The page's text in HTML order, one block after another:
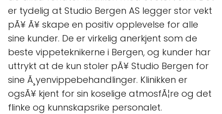
er tydelig at Studio Bergen AS legger stor vekt
pÃ¥ Ã¥ skape en positiv opplevelse for alle
sine kunder. De er virkelig anerkjent som de
beste vippeteknikerne i Bergen, og kunder har
uttrykt at de kun stoler pÃ¥ Studio Bergen for
sine Ã¸yenvippebehandlinger. Klinikken er
ogsÃ¥ kjent for sin koselige atmosfÃ¦re og det
flinke og kunnskapsrike personalet.